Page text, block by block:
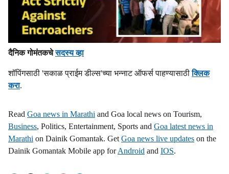
दैनिक गोमंतकचेसदस्य व्हा
शॉपिंगसाठी 'सकाळ प्राईम डील्स'च्या भन्नाट ऑफर्स पाहण्यासाठीक्लिक
करा.
Read Goa news in Marathi and Goa local news on Tourism,
Business, Politics, Entertainment, Sports and Goa latest news in
Marathi on Dainik Gomantak. Get Goa news live updates on the
Dainik Gomantak Mobile app forAndroid and IOS.